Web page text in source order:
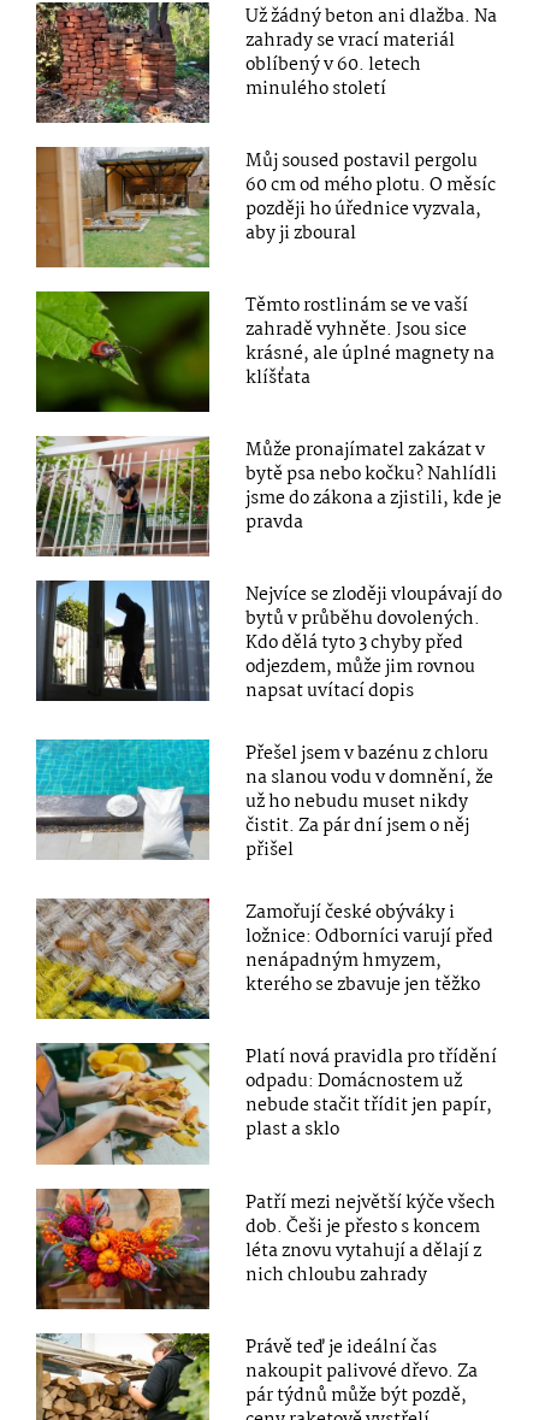
Už žádný beton ani dlažba. Na
zahrady se vrací materiál
oblíbený v 60. letech
minulého století
Můj soused postavil pergolu
60 cm od mého plotu. O měsíc
později ho úřednice vyzvala,
aby ji zboural
Těmto rostlinám se ve vaší
zahradě vyhněte. Jsou sice
krásné, ale úplné magnety na
klíšťata
Může pronajímatel zakázat v
bytě psa nebo kočku? Nahlídli
jsme do zákona a zjistili, kde je
pravda
Nejvíce se zloději vloupávají do
bytů v průběhu dovolených.
Kdo dělá tyto 3 chyby před
odjezdem, může jim rovnou
napsat uvítací dopis
Přešel jsem v bazénu z chloru
na slanou vodu v domnění, že
už ho nebudu muset nikdy
čistit. Za pár dní jsem o něj
přišel
Zamořují české obýváky i
ložnice: Odborníci varují před
nenápadným hmyzem,
kterého se zbavuje jen těžko
Platí nová pravidla pro třídění
odpadu: Domácnostem už
nebude stačit třídit jen papír,
plast a sklo
Patří mezi největší kýče všech
dob. Češi je přesto s koncem
léta znovu vytahují a dělají z
nich chloubu zahrady
Právě teď je ideální čas
nakoupit palivové dřevo. Za
pár týdnů může být pozdě,